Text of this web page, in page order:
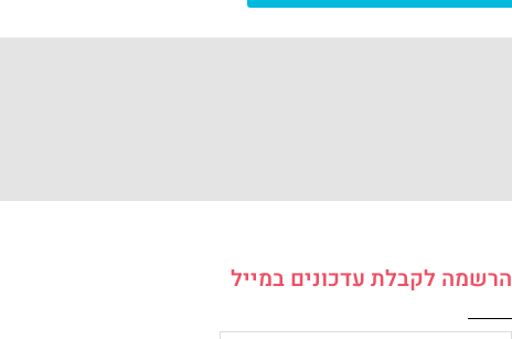
הרשמה לקבלת עדכונים במייל